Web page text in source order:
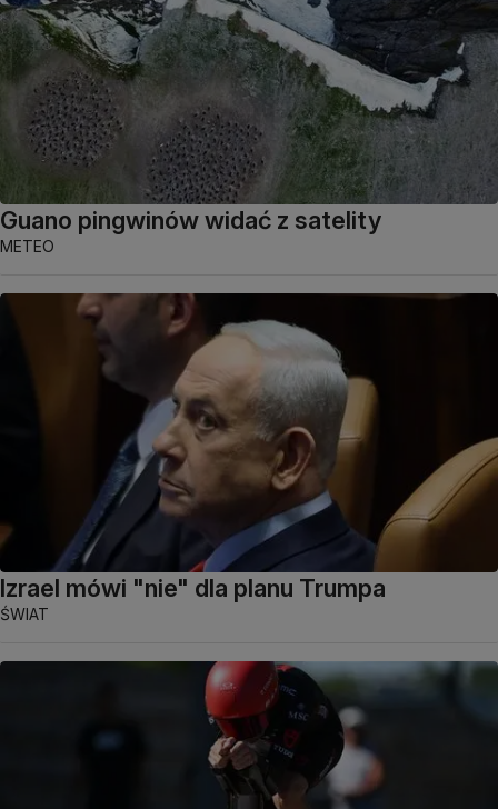
Guano pingwinów widać z satelity
METEO
Izrael mówi "nie" dla planu Trumpa
ŚWIAT